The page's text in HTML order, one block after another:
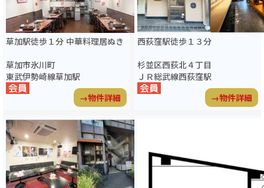
草加駅徒歩１分 中華料理居ぬき
草加市氷川町
東武伊勢崎線草加駅
→物件詳細
西荻窪駅徒歩１３分
杉並区西荻北４丁目
ＪＲ総武線西荻窪駅
→物件詳細